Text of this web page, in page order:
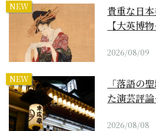
NEW
貴重な日
【大英博
2026/08/09
NEW
「落語の
た演芸評
2026/08/08